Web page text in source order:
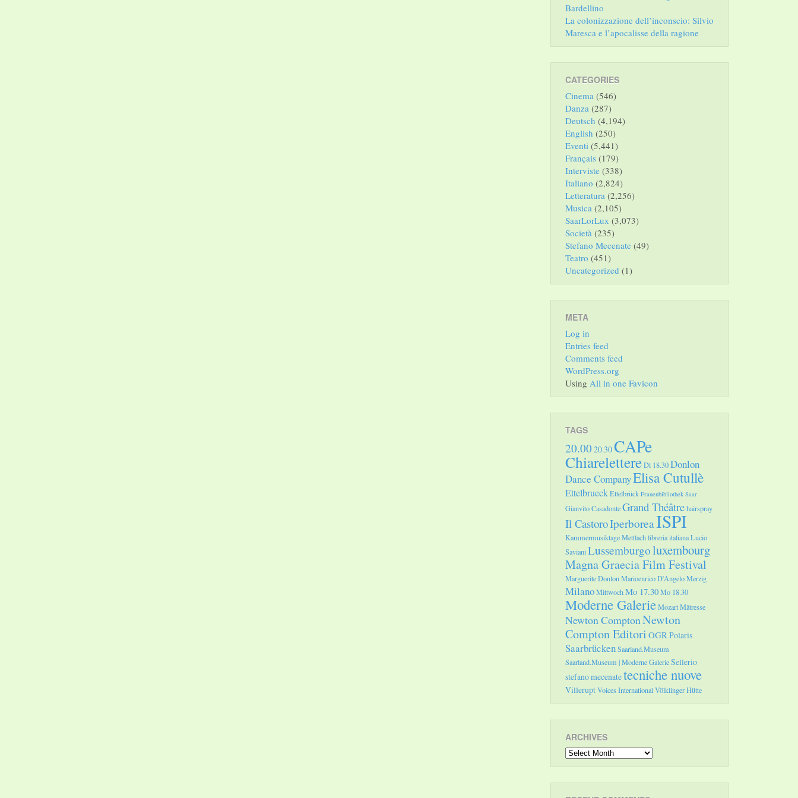
Bardellino
La colonizzazione dell’inconscio: Silvio
Maresca e l’apocalisse della ragione
CATEGORIES
Cinema (546)
Danza (287)
Deutsch (4,194)
English (250)
Eventi (5,441)
Français (179)
Interviste (338)
Italiano (2,824)
Letteratura (2,256)
Musica (2,105)
SaarLorLux (3,073)
Società (235)
Stefano Mecenate (49)
Teatro (451)
Uncategorized (1)
META
Log in
Entries feed
Comments feed
WordPress.org
Using All in one Favicon
TAGS
20.00 20.30CAPe
ChiarelettereDi 18.30Donlon
Dance CompanyElisa Cutullè
EttelbrueckEttelbrück Frauenbibliothek Saar
Gianvito CasadonteGrand Théâtrehairspray
Il CastoroIperboreaISPI
Kammermusiktage Mettlachlibreria italianaLucio
SavianiLussemburgoluxembourg
Magna Graecia Film Festival
Marguerite DonlonMarioenrico D'AngeloMerzig
MilanoMittwochMo 17.30Mo 18.30
Moderne GalerieMozartMätresse
Newton ComptonNewton
Compton Editori OGRPolaris
SaarbrückenSaarland.Museum
Saarland.Museum | Moderne GalerieSellerio
stefano mecenatetecniche nuove
VilleruptVoices InternationalVölklinger Hütte
ARCHIVES
Archives